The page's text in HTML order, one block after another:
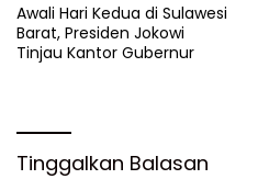
Awali Hari Kedua di Sulawesi
Barat, Presiden Jokowi
Tinjau Kantor Gubernur
Tinggalkan Balasan